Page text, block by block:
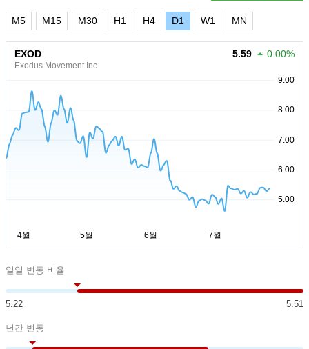
M5 M15 M30 H1 H4 D1 W1 MN
EXOD
Exodus Movement Inc
5.59 0.00%
일일 변동 비율
5.22 5.51
년간 변동